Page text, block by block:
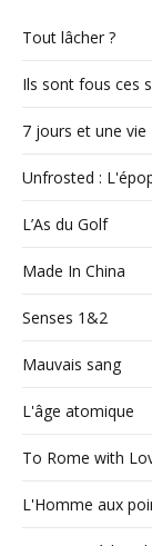
Tout lâcher ?
Ils sont fous ces
7 jours et une vie
Unfrosted :
L’As du Golf
Made In China
Senses 1&2
Mauvais sang
L'âge atomique
To Rome with
L'Homme aux